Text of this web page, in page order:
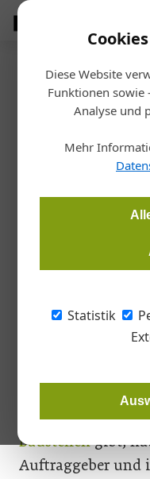
Diese Website
Funktionen
Analyse und
Mehr
Statistik
Porr
Christoph Hauzenberger,
Betrieb von mehr als
auch die Porr
mehr als 1.000
Regierung in
einheitliche
Baustellengibt,
Auftraggeber und